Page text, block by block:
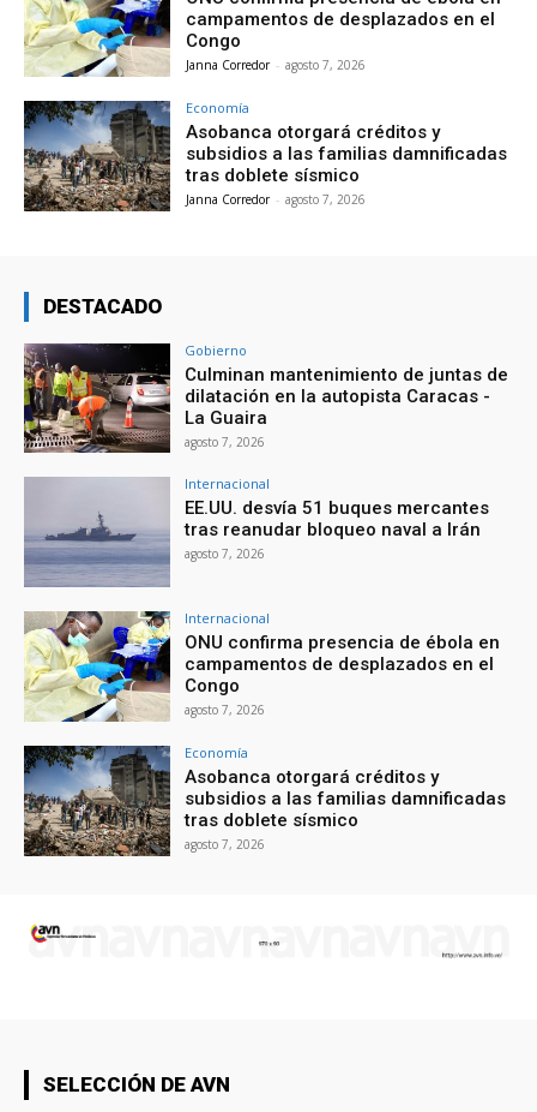
campamentos de desplazados en el
Congo
Janna Corredor - agosto 7, 2026
Economía
Asobanca otorgará créditos y
subsidios a las familias damnificadas
tras doblete sísmico
Janna Corredor - agosto 7, 2026
DESTACADO
Gobierno
Culminan mantenimiento de juntas de
dilatación en la autopista Caracas -
La Guaira
agosto 7, 2026
Internacional
EE.UU. desvía 51 buques mercantes
tras reanudar bloqueo naval a Irán
agosto 7, 2026
Internacional
ONU confirma presencia de ébola en
campamentos de desplazados en el
Congo
agosto 7, 2026
Economía
Asobanca otorgará créditos y
subsidios a las familias damnificadas
tras doblete sísmico
agosto 7, 2026
SELECCIÓN DE AVN